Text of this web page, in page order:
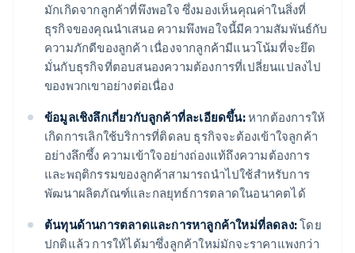
มักเกิดจากลูกค้าที่พึงพอใจ ซึ่งมองเห็นคุณค่าในสิ่งที่
ธุรกิจของคุณนำเสนอ ความพึงพอใจนี้มีความสัมพันธ์กับ
ความภักดีของลูกค้า เนื่องจากลูกค้ามีแนวโน้มที่จะยึด
มั่นกับธุรกิจที่ตอบสนองความต้องการที่เปลี่ยนแปลงไป
ของพวกเขาอย่างต่อเนื่อง
ข้อมูลเชิงลึกเกี่ยวกับลูกค้าที่ละเอียดขึ้น:หากต้องการให้
เกิดการเลิกใช้บริการที่ติดลบ ธุรกิจจะต้องเข้าใจลูกค้า
อย่างลึกซึ้ง ความเข้าใจอย่างถ่องแท้ถึงความต้องการ
และพฤติกรรมของลูกค้าสามารถนำไปใช้สำหรับการ
พัฒนาผลิตภัณฑ์และกลยุทธ์การตลาดในอนาคตได้
ต้นทุนด้านการตลาดและการหาลูกค้าใหม่ที่ลดลง:โดย
ปกติแล้ว การให้ได้มาซึ่งลูกค้าใหม่มักจะราคาแพงกว่า